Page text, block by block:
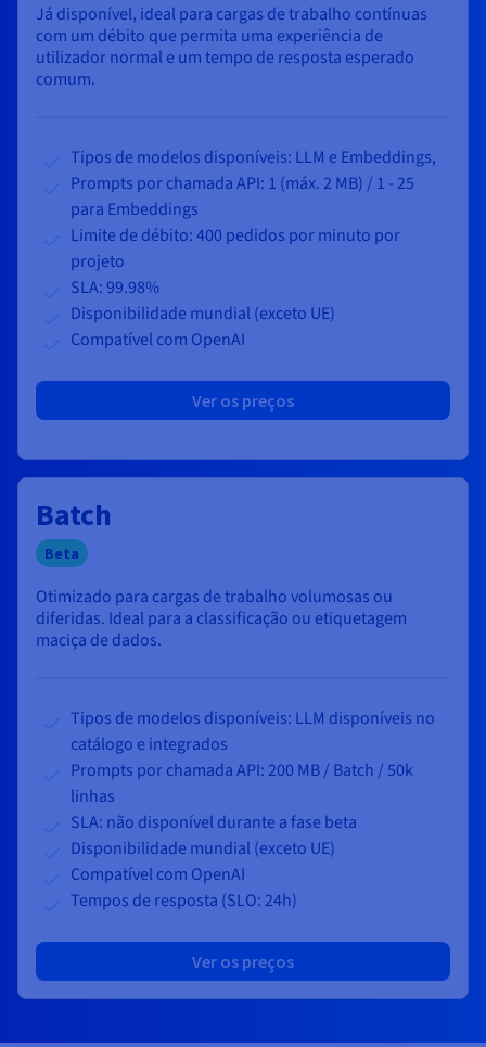
Já disponível, ideal para cargas de trabalho contínuas
com um débito que permita uma experiência de
utilizador normal e um tempo de resposta esperado
comum.
Tipos de modelos disponíveis: LLM e Embeddings,
Prompts por chamada API: 1 (máx. 2 MB) / 1 - 25
para Embeddings
Limite de débito: 400 pedidos por minuto por
projeto
SLA: 99.98%
Disponibilidade mundial (exceto UE)
Compatível com OpenAI
Ver os preços
Batch
Beta
Otimizado para cargas de trabalho volumosas ou
diferidas. Ideal para a classificação ou etiquetagem
maciça de dados.
Tipos de modelos disponíveis: LLM disponíveis no
catálogo e integrados
Prompts por chamada API: 200 MB / Batch / 50k
linhas
SLA: não disponível durante a fase beta
Disponibilidade mundial (exceto UE)
Compatível com OpenAI
Tempos de resposta (SLO: 24h)
Ver os preços